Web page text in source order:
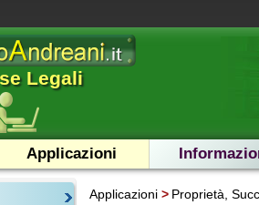
Legali
Applicazioni
Applicazioni Proprietà,